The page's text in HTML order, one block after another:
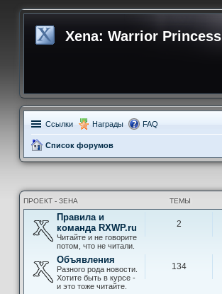
Xena: Warrior Princess
Ссылки Награды FAQ
Список форумов
ПРОЕКТ - ЗЕНА ТЕМЫ
Правила и
команда RXWP.ru
Читайте и не говорите
потом, что не читали.
2
Объявления
Разного рода новости.
Хотите быть в курсе -
и это тоже читайте.
134